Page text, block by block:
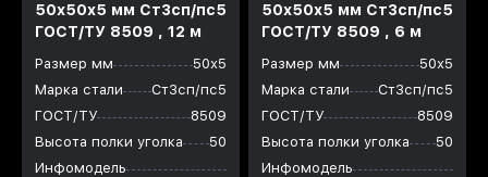
50x50x5 мм Ст3сп/пс5
ГОСТ/ТУ 8509 , 12 м
Размер мм
50х5
Марка стали
Ст3сп/пс5
ГОСТ/ТУ
8509
Высота полки уголка
50
Инфомодель
50x50x5 мм Ст3сп/пс5
ГОСТ/ТУ 8509 , 6 м
Размер мм
50х5
Марка стали
Ст3сп/пс5
ГОСТ/ТУ
8509
Высота полки уголка
50
Инфомодель